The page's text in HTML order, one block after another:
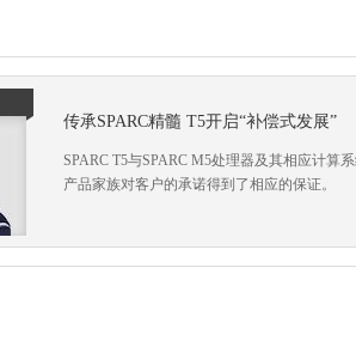
传承SPARC精髓 T5开启“补偿式发展”
SPARC T5与SPARC M5处理器及其相应计算
产品家族对客户的承诺得到了相应的保证。